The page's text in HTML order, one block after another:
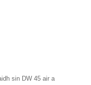
sin DW 45 air a